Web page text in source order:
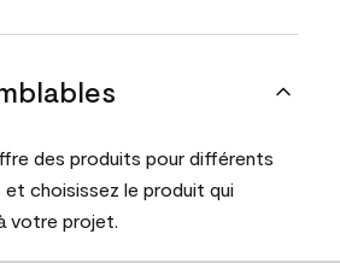
des produits pour différents
choisissez le produit qui
votre projet.